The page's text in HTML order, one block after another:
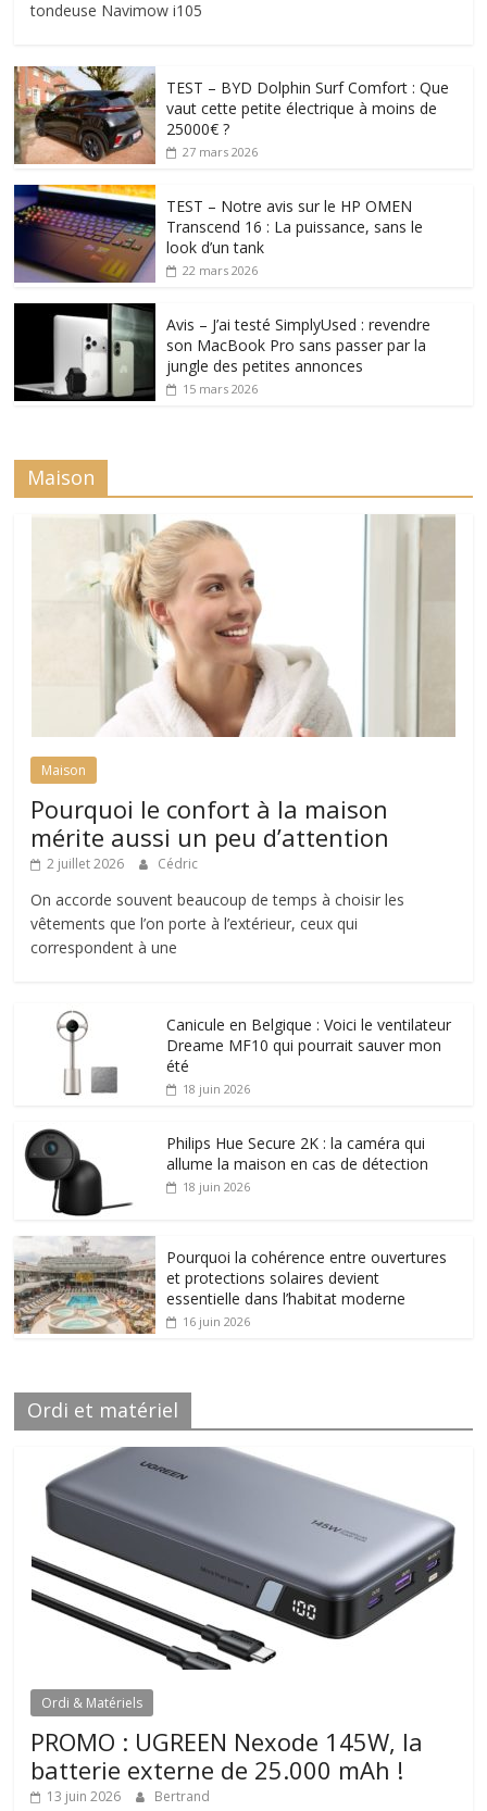
tondeuse Navimow i105
TEST – BYD Dolphin Surf Comfort : Que
vaut cette petite électrique à moins de
25000€ ?
27 mars 2026
TEST – Notre avis sur le HP OMEN
Transcend 16 : La puissance, sans le
look d’un tank
22 mars 2026
Avis – J’ai testé SimplyUsed : revendre
son MacBook Pro sans passer par la
jungle des petites annonces
15 mars 2026
Maison
Maison
Pourquoi le confort à la maison
mérite aussi un peu d’attention
2 juillet 2026 Cédric
On accorde souvent beaucoup de temps à choisir les
vêtements que l’on porte à l’extérieur, ceux qui
correspondent à une
Canicule en Belgique : Voici le ventilateur
Dreame MF10 qui pourrait sauver mon
été
18 juin 2026
Philips Hue Secure 2K : la caméra qui
allume la maison en cas de détection
18 juin 2026
Pourquoi la cohérence entre ouvertures
et protections solaires devient
essentielle dans l’habitat moderne
16 juin 2026
Ordi et matériel
Ordi & Matériels
PROMO : UGREEN Nexode 145W, la
batterie externe de 25.000 mAh !
13 juin 2026 Bertrand